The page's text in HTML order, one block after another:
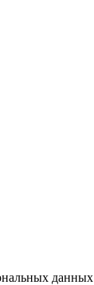
данных